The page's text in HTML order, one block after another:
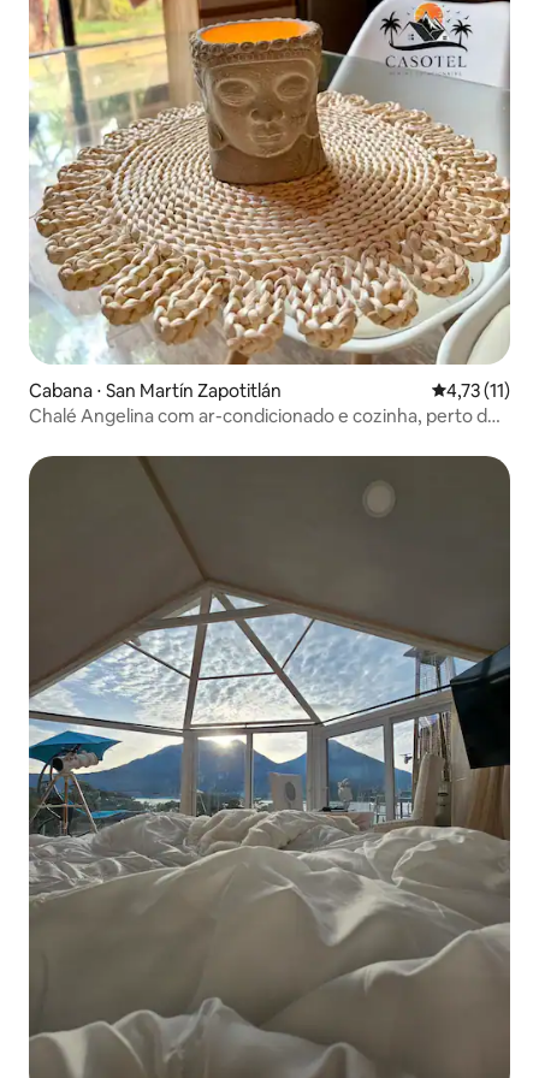
Cabana ⋅ San Martín Zapotitlán 4,73 de uma
4,73 (11)
Chalé Angelina com ar-condicionado e cozinha, perto do